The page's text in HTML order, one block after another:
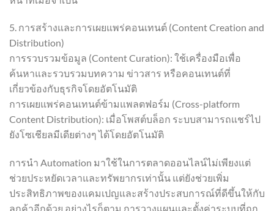
5. การสร้างและการเผยแพร่คอนเทนต์ (Content Creation and
Distribution)
การรวบรวมข้อมูล (Content Curation): ใช้เครื่องมือเพื่อ
ค้นหาและรวบรวมบทความ ข่าวสาร หรือคอนเทนต์ที่
เกี่ยวข้องกับธุรกิจโดยอัตโนมัติ
การเผยแพร่คอนเทนต์ข้ามแพลตฟอร์ม (Cross-platform
Content Distribution): เมื่อโพสต์บล็อก ระบบสามารถแชร์ไป
ยังโซเชียลมีเดียต่างๆ ได้โดยอัตโนมัติ
การนำ Automation มาใช้ในการตลาดออนไลน์ไม่เพียงแต่
ช่วยประหยัดเวลาและทรัพยากรเท่านั้น แต่ยังช่วยเพิ่ม
ประสิทธิภาพของแคมเปญและสร้างประสบการณ์ที่ดีขึ้นให้กับ
ลูกค้าอีกด้วย อย่างไรก็ตาม การวางแผนและตั้งค่าระบบที่ถูก